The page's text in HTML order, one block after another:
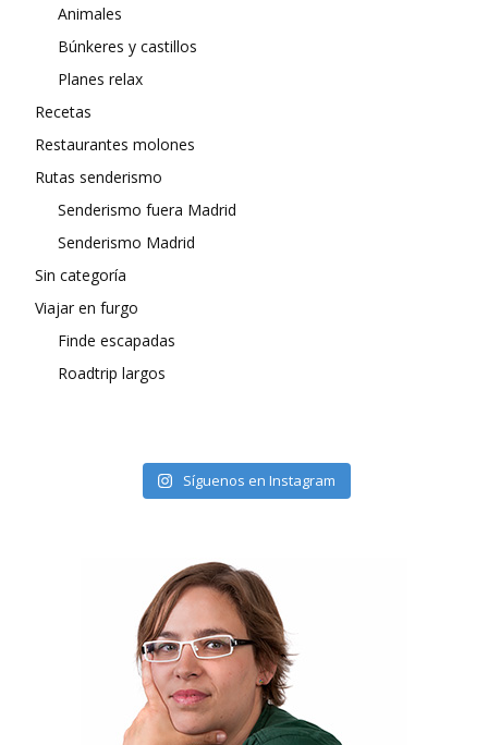
Animales
Búnkeres y castillos
Planes relax
Recetas
Restaurantes molones
Rutas senderismo
Senderismo fuera Madrid
Senderismo Madrid
Sin categoría
Viajar en furgo
Finde escapadas
Roadtrip largos
Síguenos en Instagram